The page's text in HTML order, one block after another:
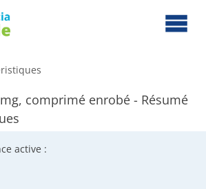
mg, comprimé enrobé - Résumé
active :